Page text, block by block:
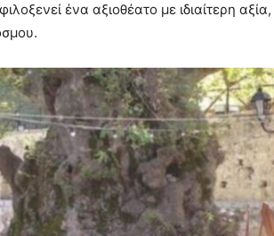
ένα αξιοθέατο με ιδιαίτερη